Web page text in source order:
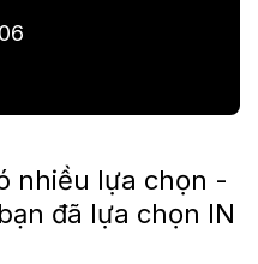
nhiều lựa chọn -
đã lựa chọn IN